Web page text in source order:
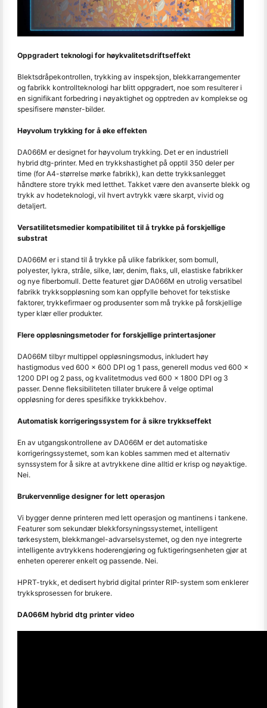
Oppgradert teknologi for høykvalitetsdriftseffekt
Blektsdråpekontrollen, trykking av inspeksjon, blekkarrangementer
og fabrikk kontrollteknologi har blitt oppgradert, noe som resulterer i
en signifikant forbedring i nøyaktighet og opptreden av komplekse og
spesifisere mønster-bilder.
Høyvolum trykking for å øke effekten
DA066M er designet for høyvolum trykking. Det er en industriell
hybrid dtg-printer. Med en trykkshastighet på opptil 350 deler per
time (for A4-størrelse mørke fabrikk), kan dette trykksanlegget
håndtere store trykk med letthet. Takket være den avanserte blekk og
trykk av hodeteknologi, vil hvert avtrykk være skarpt, vivid og
detaljert.
Versatilitetsmedier kompatibilitet til å trykke på forskjellige
substrat
DA066M er i stand til å trykke på ulike fabrikker, som bomull,
polyester, lykra, stråle, silke, lær, denim, flaks, ull, elastiske fabrikker
og nye fiberbomull. Dette featuret gjør DA066M en utrolig versatibel
fabrikk trykksoppløsning som kan oppfylle behovet for tekstiske
faktorer, trykkefirmaer og produsenter som må trykke på forskjellige
typer klær eller produkter.
Flere oppløsningsmetoder for forskjellige printertasjoner
DA066M tilbyr multippel oppløsningsmodus, inkludert høy
hastigmodus ved 600 x 600 DPI og 1 pass, generell modus ved 600 x
1200 DPI og 2 pass, og kvalitetmodus ved 600 x 1800 DPI og 3
passer. Denne fleksibiliteten tillater brukere å velge optimal
oppløsning for deres spesifikke trykkkbehov.
Automatisk korrigeringssystem for å sikre trykkseffekt
En av utgangskontrollene av DA066M er det automatiske
korrigeringssystemet, som kan kobles sammen med et alternativ
synssystem for å sikre at avtrykkene dine alltid er krisp og nøyaktige.
Nei.
Brukervennlige designer for lett operasjon
Vi bygger denne printeren med lett operasjon og mantinens i tankene.
Featurer som sekundær blekkforsyningssystemet, intelligent
tørkesystem, blekkmangel-advarselsystemet, og den nye integrerte
intelligente avtrykkens hoderengjøring og fuktigeringsenheten gjør at
enheten opererer enkelt og passende. Nei.
HPRT-trykk, et dedisert hybrid digital printer RIP-system som enklerer
trykksprosessen for brukere.
DA066M hybrid dtg printer video